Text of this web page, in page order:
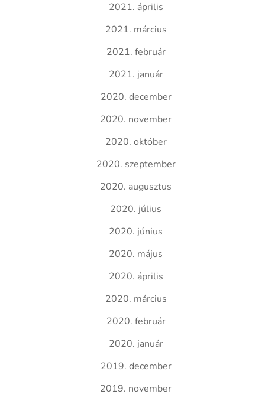
2021. április
2021. március
2021. február
2021. január
2020. december
2020. november
2020. október
2020. szeptember
2020. augusztus
2020. július
2020. június
2020. május
2020. április
2020. március
2020. február
2020. január
2019. december
2019. november